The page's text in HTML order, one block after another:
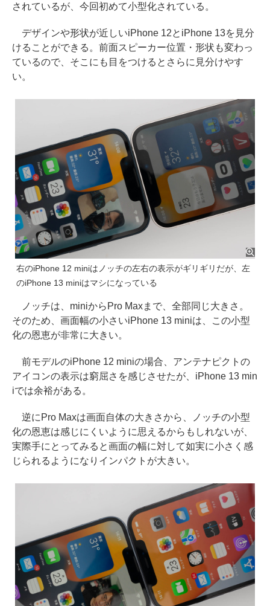
されているが、今回初めて小型化されている。
デザインや形状が近しいiPhone 12とiPhone 13を見分
けることができる。前面スピーカー位置・形状も変わっ
ているので、そこにも目をつけるとさらに見分けやす
い。
右のiPhone 12 miniはノッチの左右の表示がギリギリだが、左
のiPhone 13 miniはマシになっている
ノッチは、miniからPro Maxまで、全部同じ大きさ。
そのため、画面幅の小さいiPhone 13 miniは、この小型
化の恩恵が非常に大きい。
前モデルのiPhone 12 miniの場合、アンテナピクトの
アイコンの表示は窮屈さを感じさせたが、iPhone 13 min
iでは余裕がある。
逆にPro Maxは画面自体の大きさから、ノッチの小型
化の恩恵は感じにくいように思えるからもしれないが、
実際手にとってみると画面の幅に対して如実に小さく感
じられるようになりインパクトが大きい。